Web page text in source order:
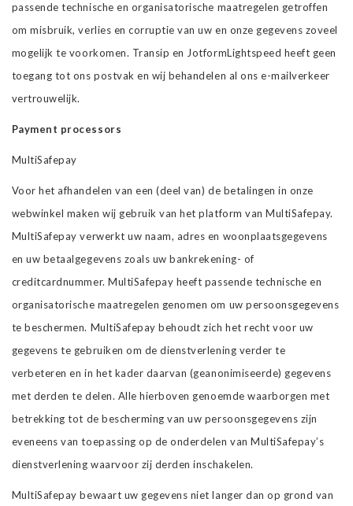
passende technische en organisatorische maatregelen getroffen
om misbruik, verlies en corruptie van uw en onze gegevens zoveel
mogelijk te voorkomen. Transip en JotformLightspeed heeft geen
toegang tot ons postvak en wij behandelen al ons e-mailverkeer
vertrouwelijk.
Payment processors
MultiSafepay
Voor het afhandelen van een (deel van) de betalingen in onze
webwinkel maken wij gebruik van het platform van MultiSafepay.
MultiSafepay verwerkt uw naam, adres en woonplaatsgegevens
en uw betaalgegevens zoals uw bankrekening- of
creditcardnummer. MultiSafepay heeft passende technische en
organisatorische maatregelen genomen om uw persoonsgegevens
te beschermen. MultiSafepay behoudt zich het recht voor uw
gegevens te gebruiken om de dienstverlening verder te
verbeteren en in het kader daarvan (geanonimiseerde) gegevens
met derden te delen. Alle hierboven genoemde waarborgen met
betrekking tot de bescherming van uw persoonsgegevens zijn
eveneens van toepassing op de onderdelen van MultiSafepay’s
dienstverlening waarvoor zij derden inschakelen.
MultiSafepay bewaart uw gegevens niet langer dan op grond van